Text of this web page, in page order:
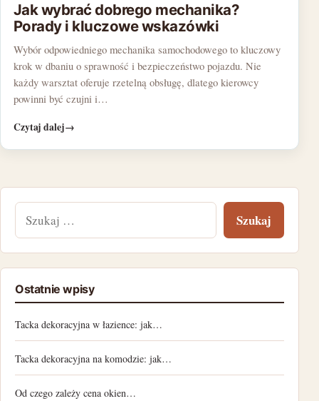
Jak wybrać dobrego mechanika?
Porady i kluczowe wskazówki
Wybór odpowiedniego mechanika samochodowego to kluczowy
krok w dbaniu o sprawność i bezpieczeństwo pojazdu. Nie
każdy warsztat oferuje rzetelną obsługę, dlatego kierowcy
powinni być czujni i…
Czytaj dalej→
Ostatnie wpisy
Tacka dekoracyjna w łazience: jak…
Tacka dekoracyjna na komodzie: jak…
Od czego zależy cena okien…